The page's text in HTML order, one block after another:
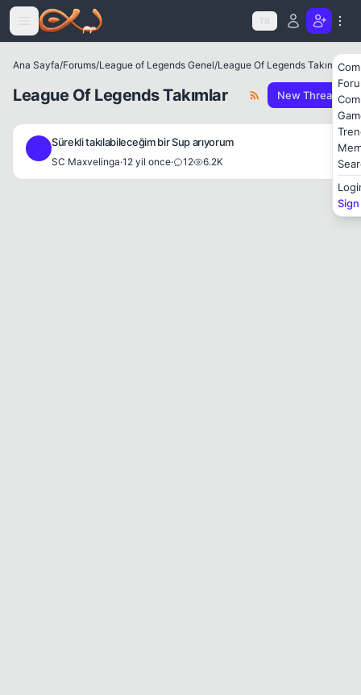
Icerige atla
TR
Ana Sayfa/Forums/League of Legends Genel/League Of Legends Takımlar
League Of Legends Takımlar New Thread
Sürekli takılabileceğim bir Sup arıyorum
SC Maxvelinga·12 yil once· 12 6.2K